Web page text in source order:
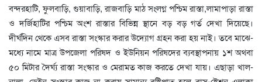
বন্দরহাটি, ফুলবাড়ি, গুয়াবাড়ি, রাজবাড়ি মাঠ সংলগ্ন পশ্চিম রাস্তা,লামাপাড়া রাস্তা
ও দর্জিহাটির পশ্চিম অংশ রাস্তার বিভিন্ন স্থানে বড় বড় গর্ত দেখা দিয়েছে।
দীর্ঘদিন থেকে এসব রাস্তা সংস্কার করার উদ্যোগ গ্রহন করা হয় নাই। তবে মাঝে-
মধ্যে নামে মাত্র উপজেলা পরিষদ ও ইউনিয়ন পরিষদের ব্যবস্থাপনায় ১শ অথবা
৫০ মিটার দৈর্ঘ্য রাস্তা সংস্কার ও মেরামত কাজ করতে দেখা যায়। এছাড়া খাল-